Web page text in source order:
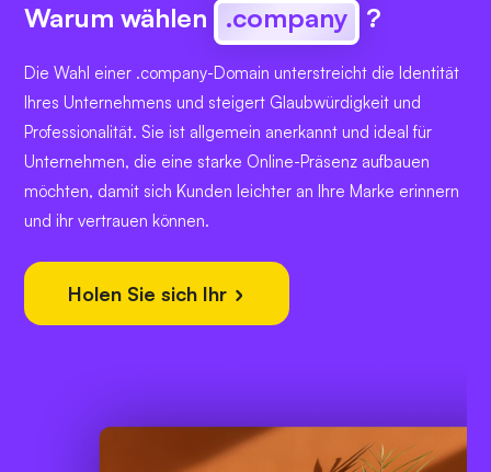
Warum wählen .company ?
Die Wahl einer .company-Domain unterstreicht die Identität
Ihres Unternehmens und steigert Glaubwürdigkeit und
Professionalität. Sie ist allgemein anerkannt und ideal für
Unternehmen, die eine starke Online-Präsenz aufbauen
möchten, damit sich Kunden leichter an Ihre Marke erinnern
und ihr vertrauen können.
Holen Sie sich Ihr